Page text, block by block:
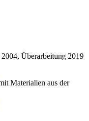
Überarbeitung 2019
Materialien aus der